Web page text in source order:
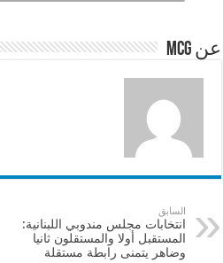
o
k
p
عن mcg
السابق
انتخابات مجلس مندوبي اللبنانية:
المستقبل أولا والمستقلون ثانيا
وضاهر يتمنى رابطة مستقلة